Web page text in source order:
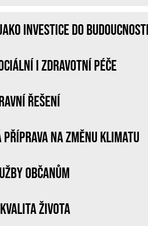
investice do
i zdravotní péče
řešení
příprava na změnu klimatu
občanům
života